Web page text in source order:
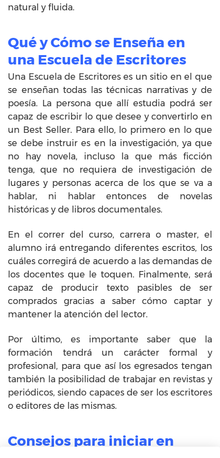
natural y fluida.
Qué y Cómo se Enseña en
una Escuela de Escritores
Una Escuela de Escritores es un sitio en el que
se enseñan todas las técnicas narrativas y de
poesía. La persona que allí estudia podrá ser
capaz de escribir lo que desee y convertirlo en
un Best Seller. Para ello, lo primero en lo que
se debe instruir es en la investigación, ya que
no hay novela, incluso la que más ficción
tenga, que no requiera de investigación de
lugares y personas acerca de los que se va a
hablar, ni hablar entonces de novelas
históricas y de libros documentales.
En el correr del curso, carrera o master, el
alumno irá entregando diferentes escritos, los
cuáles corregirá de acuerdo a las demandas de
los docentes que le toquen. Finalmente, será
capaz de producir texto pasibles de ser
comprados gracias a saber cómo captar y
mantener la atención del lector.
Por último, es importante saber que la
formación tendrá un carácter formal y
profesional, para que así los egresados tengan
también la posibilidad de trabajar en revistas y
periódicos, siendo capaces de ser los escritores
o editores de las mismas.
Consejos para iniciar en